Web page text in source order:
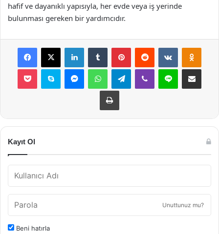
hafif ve dayanıklı yapısıyla, her evde veya iş yerinde
bulunması gereken bir yardımcıdır.
Facebook
X LinkedInTumblr PinterestReddit VKontakte
Pocket Skype MessengerWhatsAppTelegramViber Line E-Posta ile
Yazdır
Kayıt Ol
Unuttunuz mu?
Beni hatırla